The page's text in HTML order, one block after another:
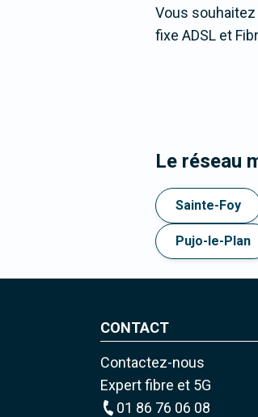
Vous
fixe ADSL et
Le réseau
Sainte-Foy
Pujo-le-Plan
CONTACT
Contactez-nous
Expert fibre et 5G
01 86 76 06 08